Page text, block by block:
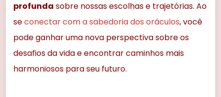
profunda sobre nossas escolhas e trajetórias. Ao
seconectar com a sabedoria dos oráculos, você
pode ganhar uma nova perspectiva sobre os
desafios da vida e encontrar caminhos mais
harmoniosos para seu futuro.